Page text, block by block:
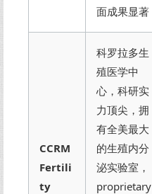
面成果显著
CCRM
Fertili
ty
科罗拉多生
殖医学中
心，科研实
力顶尖，拥
有全美最大
的生殖内分
泌实验室，
proprietary